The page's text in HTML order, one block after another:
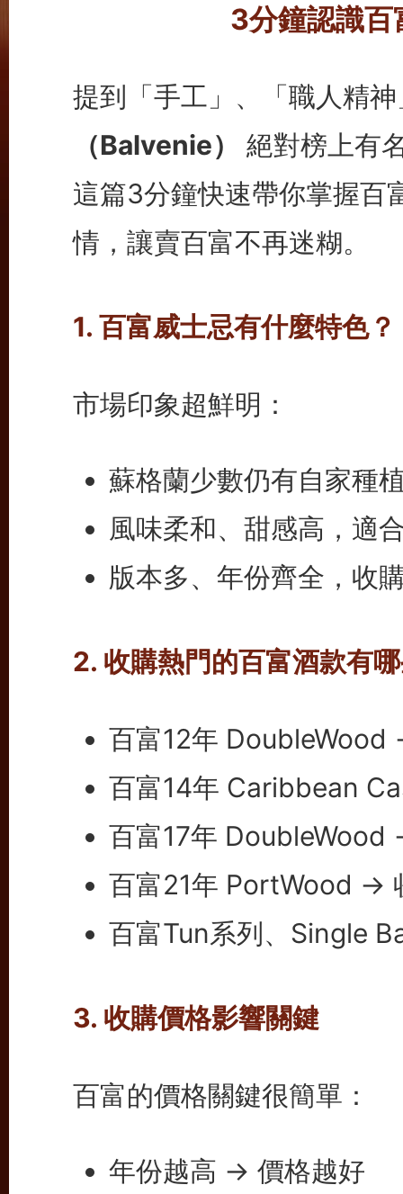
3分鐘認識百
提到「手工」、「職人精
（Balvenie）
絕對榜上有
這篇3分鐘快速帶你掌握百
情，讓賣百富不再迷糊。
1. 百富威士忌有什麼特色？
市場印象超鮮明：
蘇格蘭少數仍有自家種
風味柔和、甜感高，適
版本多、年份齊全，收
2. 收購熱門的百富酒款有
百富12年 DoubleWood
百富14年 Caribbean
百富17年 DoubleWood
百富21年 PortWood →
百富Tun系列、Single
3. 收購價格影響關鍵
百富的價格關鍵很簡單：
年份越高 → 價格越好